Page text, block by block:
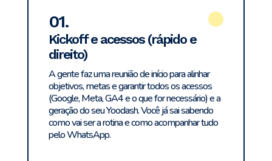
01.
Kickoff e acessos (rápido e
direito)
A gente faz uma reunião de início para alinhar
objetivos, metas e garantir todos os acessos
(Google, Meta, GA4 e o que for necessário) e a
geração do seu Yoodash. Você já sai sabendo
como vai ser a rotina e como acompanhar tudo
pelo WhatsApp.